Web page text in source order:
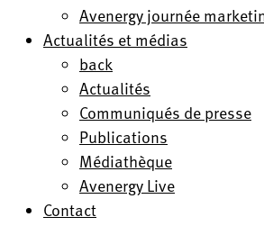
Avenergy journée
Actualités et médias
back
Actualités
Communiqués de presse
Publications
Médiathèque
Avenergy Live
Contact